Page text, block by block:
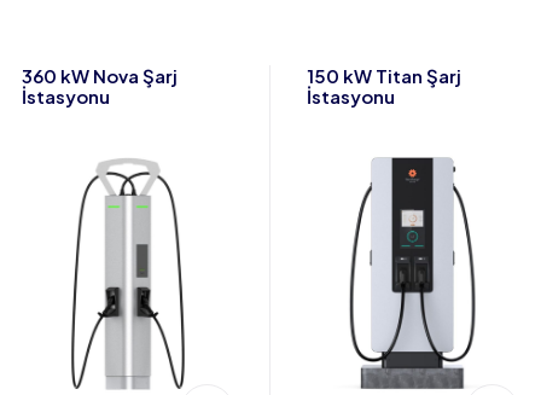
360 kW Nova Şarj
İstasyonu
150 kW Titan Şarj
İstasyonu